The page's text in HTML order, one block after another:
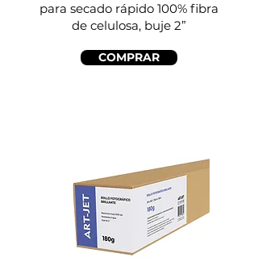
para secado rápido 100% fibra
de celulosa, buje 2”
COMPRAR